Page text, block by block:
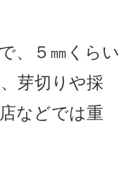
、５㎜くらい
芽切りや採
などでは重